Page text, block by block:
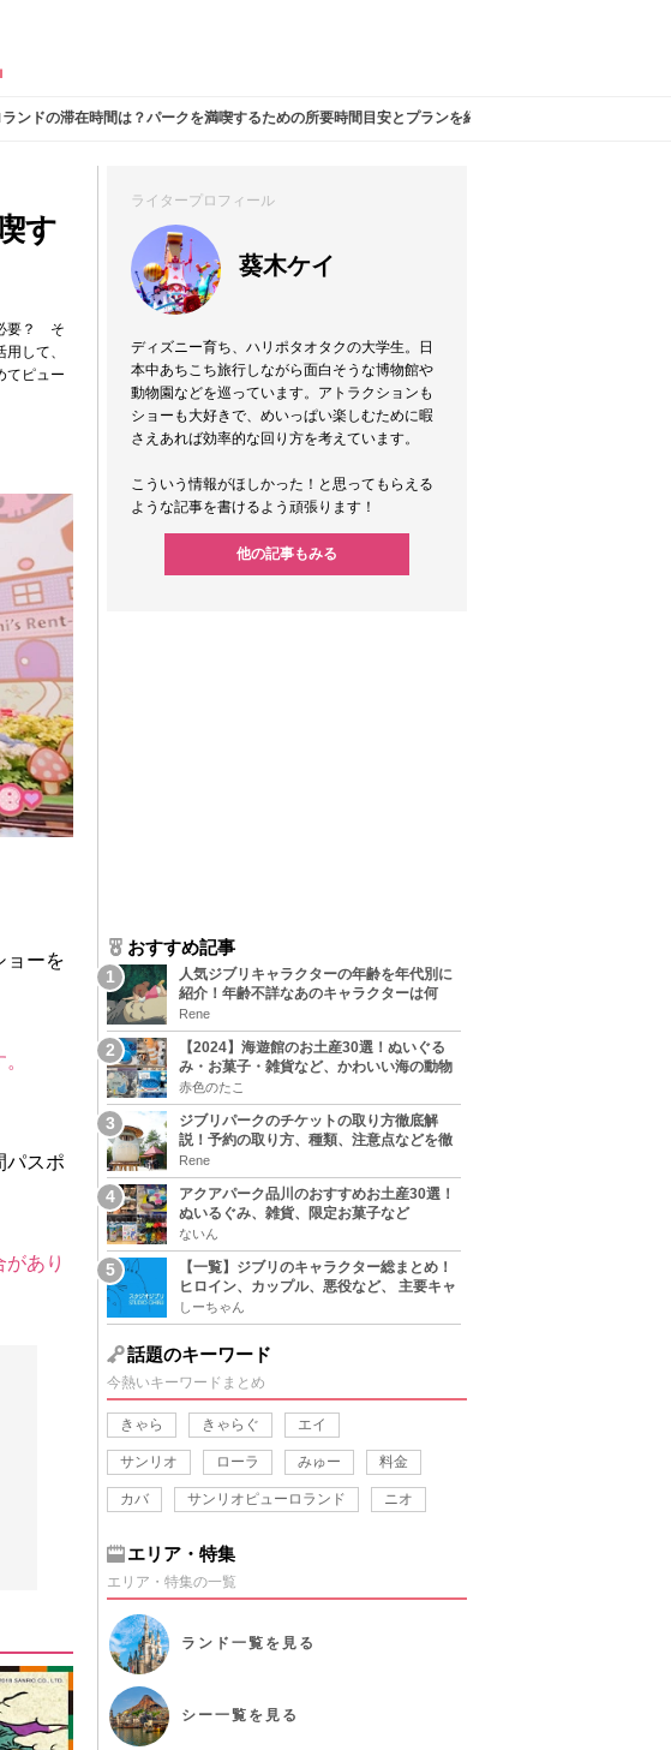
ンドの滞在時間は？パークを満喫するための所要時間目安とプランを紹介！
す
要？ そ
して、
てピュー
ョーを
パスポ
あり
ライタープロフィール
葵木ケイ
ディズニー育ち、ハリポタオタクの大学生。日
本中あちこち旅行しながら面白そうな博物館や
動物園などを巡っています。アトラクションも
ショーも大好きで、めいっぱい楽しむために暇
さえあれば効率的な回り方を考えています。
こういう情報がほしかった！と思ってもらえる
ような記事を書けるよう頑張ります！
他の記事もみる
おすすめ記事
人気ジブリキャラクターの年齢を年代別に
紹介！年齢不詳なあのキャラクターは何
歳？
Rene
【2024】海遊館のお土産30選！ぬいぐる
み・お菓子・雑貨など、かわいい海の動物
たちのグッズをまとめてご紹介！
赤色のたこ
ジブリパークのチケットの取り方徹底解
説！予約の取り方、種類、注意点などを徹
底解説！
Rene
アクアパーク品川のおすすめお土産30選！
ぬいるぐみ、雑貨、限定お菓子など
ないん
【一覧】ジブリのキャラクター総まとめ！
ヒロイン、カップル、悪役など、 主要キャ
ラをおさらい！
しーちゃん
話題のキーワード
今熱いキーワードまとめ
きゃら きゃらぐ エイ
サンリオ ローラ みゅー 料金
カバ サンリオピューロランド ニオ
エリア・特集
エリア・特集の一覧
ランド 一覧を見る
シー一覧を見る